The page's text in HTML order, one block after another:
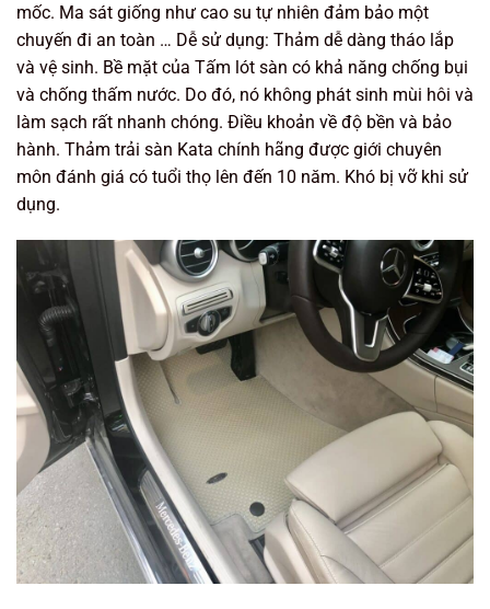
mốc. Ma sát giống như cao su tự nhiên đảm bảo một
chuyến đi an toàn … Dễ sử dụng: Thảm dễ dàng tháo lắp
và vệ sinh. Bề mặt của Tấm lót sàn có khả năng chống bụi
và chống thấm nước. Do đó, nó không phát sinh mùi hôi và
làm sạch rất nhanh chóng. Điều khoản về độ bền và bảo
hành. Thảm trải sàn Kata chính hãng được giới chuyên
môn đánh giá có tuổi thọ lên đến 10 năm. Khó bị vỡ khi sử
dụng.